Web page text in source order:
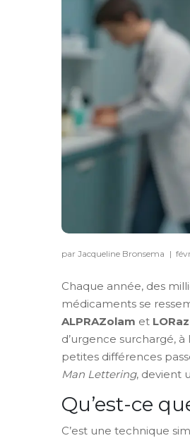
par Jacqueline Bronsema |
Chaque année, des
médicaments se
ALPRAZolam et
d’urgence surchargé,
petites différences
Man Lettering, devient
Qu’est-ce
C’est une technique